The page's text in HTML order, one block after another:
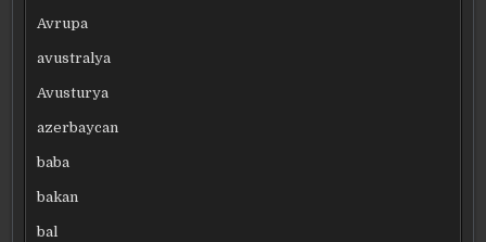
Avrupa
avustralya
Avusturya
azerbaycan
baba
bakan
bal